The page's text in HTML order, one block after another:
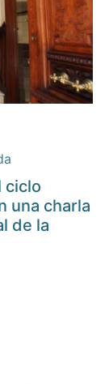
ciclo
una charla
de la